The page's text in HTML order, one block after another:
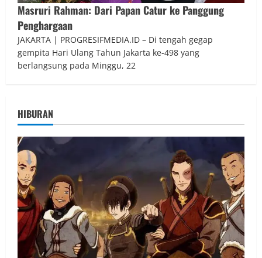
Masruri Rahman: Dari Papan Catur ke Panggung
Penghargaan
JAKARTA | PROGRESIFMEDIA.ID – Di tengah gegap
gempita Hari Ulang Tahun Jakarta ke-498 yang
berlangsung pada Minggu, 22
HIBURAN